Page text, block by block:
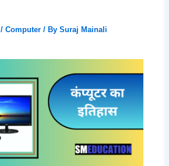
/Computer / BySuraj Mainali